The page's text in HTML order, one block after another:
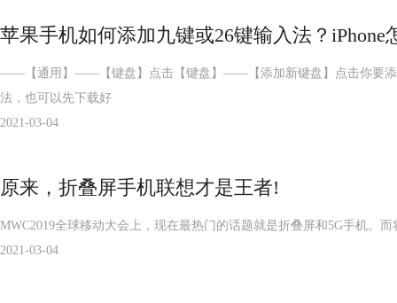
苹果手机如何添加九键或26键输入法？
——【通用】——【键盘】点击【键盘】——【添加新键盘】点击你要添
法，也可以先下载好
2021-03-04
原来，折叠屏手机联想才是王者!
MWC2019全球移动大会上，现在最热门的话题就是折叠屏和5G手机。
2021-03-04